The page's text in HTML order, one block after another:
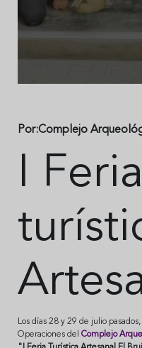
Por:Complejo
I Feria
Los días 28 y 29 de julio
Operaciones delComplejo